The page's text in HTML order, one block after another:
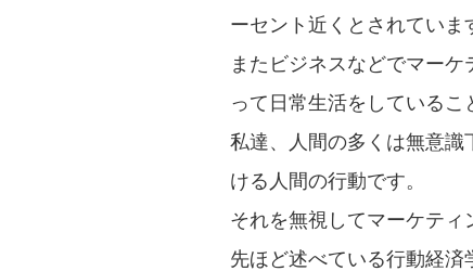
ーセント近くとされていま
またビジネスなどでマー
って日常生活をしているこ
私達、人間の多くは無意
ける人間の行動です。
それを無視してマーケティ
先ほど述べている行動経